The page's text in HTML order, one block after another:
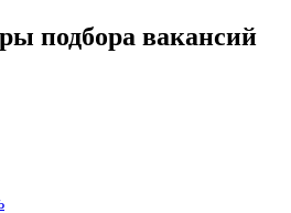
подбора вакансий